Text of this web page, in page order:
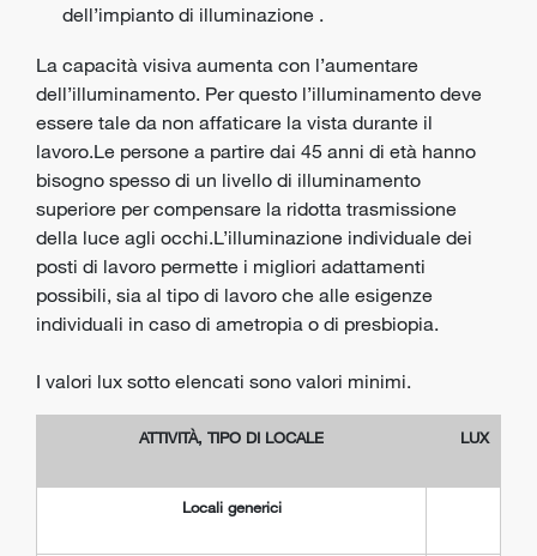
dell’impianto di illuminazione .
La capacità visiva aumenta con l’aumentare
dell’illuminamento. Per questo l’illuminamento deve
essere tale da non affaticare la vista durante il
lavoro.Le persone a partire dai 45 anni di età hanno
bisogno spesso di un livello di illuminamento
superiore per compensare la ridotta trasmissione
della luce agli occhi.L’illuminazione individuale dei
posti di lavoro permette i migliori adattamenti
possibili, sia al tipo di lavoro che alle esigenze
individuali in caso di ametropia o di presbiopia.
I valori lux sotto elencati sono valori minimi.
ATTIVITÀ, TIPO DI LOCALE LUX
Locali generici